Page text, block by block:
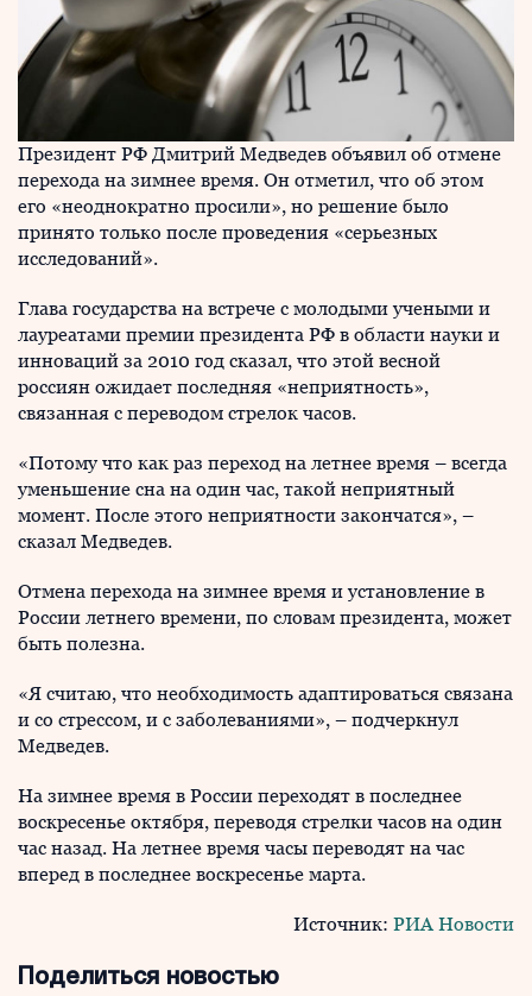
Президент РФ Дмитрий Медведев объявил об отмене
перехода на зимнее время. Он отметил, что об этом
его «неоднократно просили», но решение было
принято только после проведения «серьезных
исследований».
Глава государства на встрече с молодыми учеными и
лауреатами премии президента РФ в области науки и
инноваций за 2010 год сказал, что этой весной
россиян ожидает последняя «неприятность»,
связанная с переводом стрелок часов.
«Потому что как раз переход на летнее время – всегда
уменьшение сна на один час, такой неприятный
момент. После этого неприятности закончатся», –
сказал Медведев.
Отмена перехода на зимнее время и установление в
России летнего времени, по словам президента, может
быть полезна.
«Я считаю, что необходимость адаптироваться связана
и со стрессом, и с заболеваниями», – подчеркнул
Медведев.
На зимнее время в России переходят в последнее
воскресенье октября, переводя стрелки часов на один
час назад. На летнее время часы переводят на час
вперед в последнее воскресенье марта.
Источник: РИА Новости
Поделиться новостью